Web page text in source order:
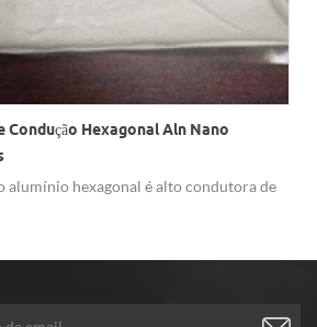
Hexagonal Aln Nano
alumínio hexagonal é alto condutora de